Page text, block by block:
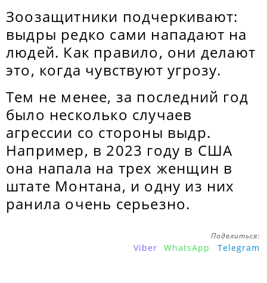
Зоозащитники подчеркивают:
выдры редко сами нападают на
людей. Как правило, они делают
это, когда чувствуют угрозу.
Тем не менее, за последний год
было несколько случаев
агрессии со стороны выдр.
Например, в 2023 году в США
она напала на трех женщин в
штате Монтана, и одну из них
ранила очень серьезно.
Поделиться:
Viber WhatsApp Telegram